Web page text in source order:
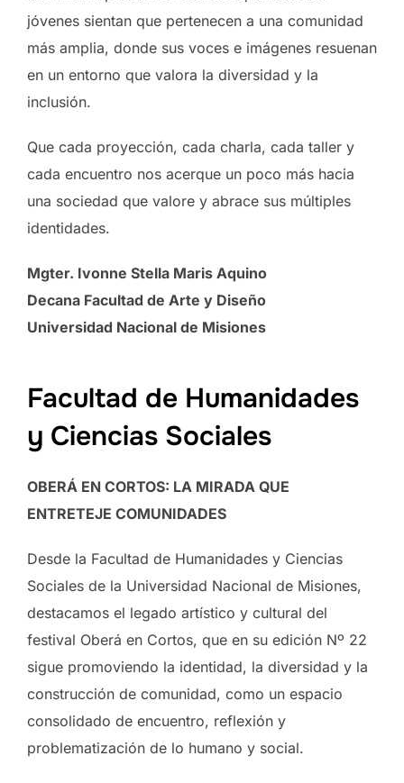
jóvenes sientan que pertenecen a una comunidad
más amplia, donde sus voces e imágenes resuenan
en un entorno que valora la diversidad y la
inclusión.
Que cada proyección, cada charla, cada taller y
cada encuentro nos acerque un poco más hacia
una sociedad que valore y abrace sus múltiples
identidades.
Mgter. Ivonne Stella Maris Aquino
Decana Facultad de Arte y Diseño
Universidad Nacional de Misiones
Facultad de Humanidades
y Ciencias Sociales
OBERÁ EN CORTOS: LA MIRADA QUE
ENTRETEJE COMUNIDADES
Desde la Facultad de Humanidades y Ciencias
Sociales de la Universidad Nacional de Misiones,
destacamos el legado artístico y cultural del
festival Oberá en Cortos, que en su edición Nº 22
sigue promoviendo la identidad, la diversidad y la
construcción de comunidad, como un espacio
consolidado de encuentro, reflexión y
problematización de lo humano y social.